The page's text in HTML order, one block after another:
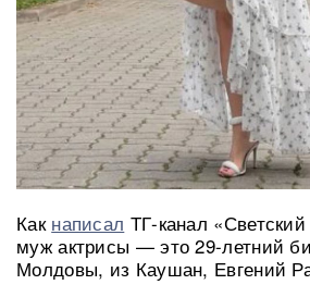
Как написал ТГ-канал
муж актрисы — это 29-летний
Молдовы, из Каушан, Евгений